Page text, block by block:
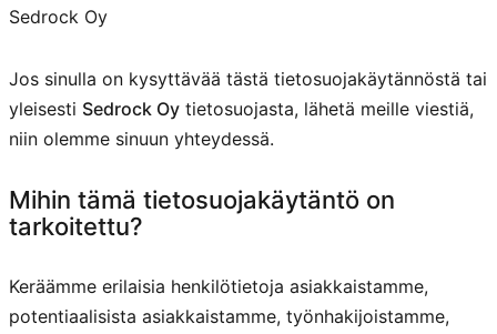
Sedrock Oy
Jos sinulla on kysyttävää tästä tietosuojakäytännöstä tai
yleisesti Sedrock Oy tietosuojasta, lähetä meille viestiä,
niin olemme sinuun yhteydessä.
Mihin tämä tietosuojakäytäntö on
tarkoitettu?
Keräämme erilaisia henkilötietoja asiakkaistamme,
potentiaalisista asiakkaistamme, työnhakijoistamme,